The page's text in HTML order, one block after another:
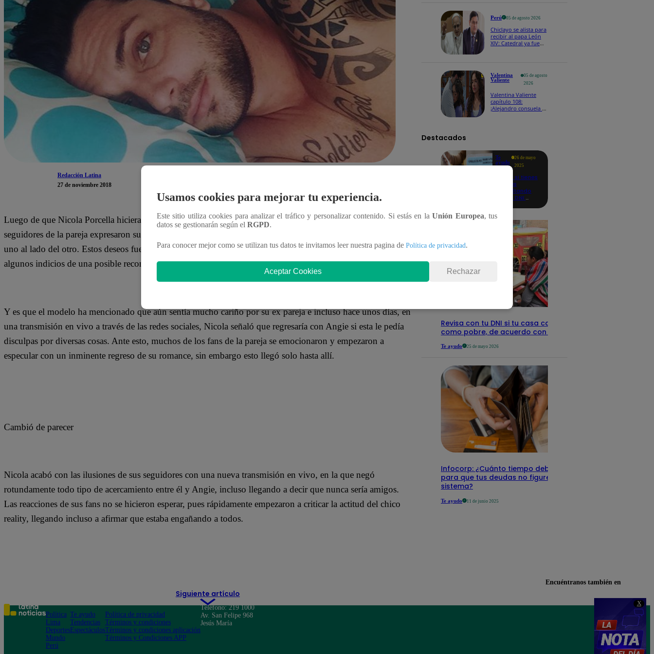
X
Redacción Latina
27 de noviembre 2018
Luego de que Nicola Porcella hiciera público el final de su relación con Angie Arizaga, muchos de los
seguidores de la pareja expresaron su tristeza con la noticia, así como sus ganas de verlos nuevamente felices
uno al lado del otro. Estos deseos fueron cobrando fuerza luego de que el chico reality dejara en el aire
algunos indicios de una posible reconciliación con la ‘Negrita’.
Y es que el modelo ha mencionado que aún sentía mucho cariño por su ex pareja e incluso hace unos días, en
una transmisión en vivo a través de las redes sociales, Nicola señaló que regresaría con Angie si esta le pedía
disculpas por diversas cosas. Ante esto, muchos de los fans de la pareja se emocionaron y empezaron a
especular con un inminente regreso de su romance, sin embargo esto llegó solo hasta allí.
Cambió de parecer
Nicola acabó con las ilusiones de sus seguidores con una nueva transmisión en vivo, en la que negó
rotundamente todo tipo de acercamiento entre él y Angie, incluso llegando a decir que nunca sería amigos.
Las reacciones de sus fans no se hicieron esperar, pues rápidamente empezaron a criticar la actitud del chico
reality, llegando incluso a afirmar que estaba engañando a todos.
Siguiente artículo
Perú 05 de agosto 2026
Chiclayo se alista para
recibir al papa León
XIV: Catedral ya fue
Valentina
Valiente
05 de agosto
2026
Valentina Valiente
capítulo 108:
¡Alejandro consuela a
Destacados
Te
ayudo
26 de mayo
2025
Revisa si tienes
deudas
consultando
con tu DNI:
Revisa con tu DNI si tu casa califica
como pobre, de acuerdo con el Sisfoh
Te ayudo 25 de mayo 2026
Infocorp: ¿Cuánto tiempo debe pasar
para que tus deudas no figuren en su
sistema?
Te ayudo 11 de junio 2025
Usamos cookies para mejorar tu experiencia.
Este sitio utiliza cookies para analizar el tráfico y personalizar contenido. Si estás en laUnión Europea, tus
datos se gestionarán según el RGPD.
Para conocer mejor como se utilizan tus datos te invitamos leer nuestra pagina de Política de privacidad.
Aceptar Cookies Rechazar
Encuéntranos también en
Política
Lima
Deportes
Mundo
Perú
Te ayudo
Tendencias
Espectáculos
Política de privacidad
Términos y condiciones
Términos y condiciones aplicación
Términos y Condiciones APP
Teléfono: 219 1000
Av. San Felipe 968
Jesús María